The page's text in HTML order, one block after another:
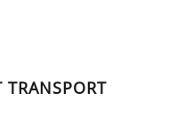
TRANSPORT